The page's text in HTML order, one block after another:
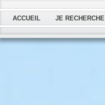
ACCUEIL JE RECHERCHE